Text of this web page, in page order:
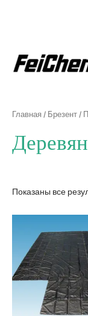
Главная / Брезент/
Показаны все